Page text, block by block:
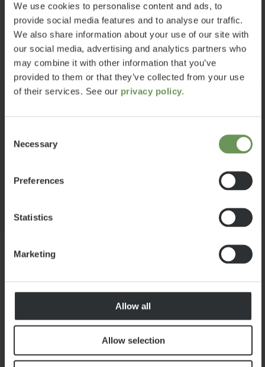
We use cookies to personalise content and ads, to
provide social media features and to analyse our traffic.
We also share information about your use of our site with
our social media, advertising and analytics partners who
may combine it with other information that you’ve
provided to them or that they’ve collected from your use
of their services. See our privacy policy.
Selection
Necessary
Preferences
Statistics
Marketing
Allow all
Allow selection
da a)
2 - 5
lunghezza
Massa massima
tecnicamente
configurare il mio veicolo per farci
stare passeggeri, bagagli e
accessori secondo le mie esigenze,
senza che il veicolo superi il peso
massimo consentito? Per agevolare
questa importante decisione,
forniamo qui alcuni suggerimenti
Model year change
precedente. Non siamo riusciti a
nuovo la configurazione.
Ok